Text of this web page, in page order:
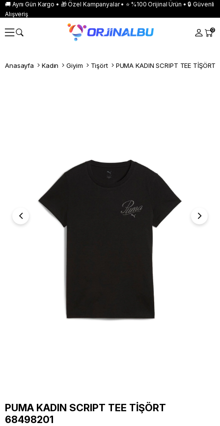
🚚 Aynı Gün Kargo • 🎁 Özel Kampanyalar • ⭐ %100 Orijinal Ürün • 🔒 Güvenli
Alışveriş
0
Anasayfa Kadın Giyim Tişört PUMA KADIN SCRIPT TEE TİŞÖRT
PUMA KADIN SCRIPT TEE TİŞÖRT
68498201